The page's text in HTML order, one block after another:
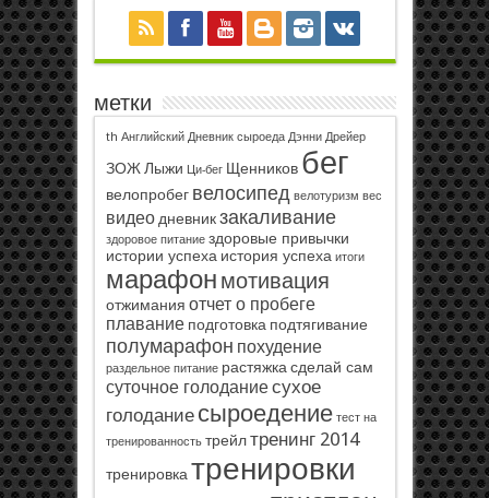
метки
th Английский Дневник сыроеда Дэнни Дрейер
ЗОЖ Лыжи Ци-бег Щенников бег
велопробег велосипед велотуризм вес
видео дневник закаливание
здоровое питание здоровые привычки
истории успеха история успеха итоги
марафон мотивация
отжимания отчет о пробеге
плавание подготовка подтягивание
полумарафон похудение
раздельное питание растяжка сделай сам
суточное голоданиесухое
голодание сыроедение тест на
тренированность трейл тренинг 2014
тренировка тренировки